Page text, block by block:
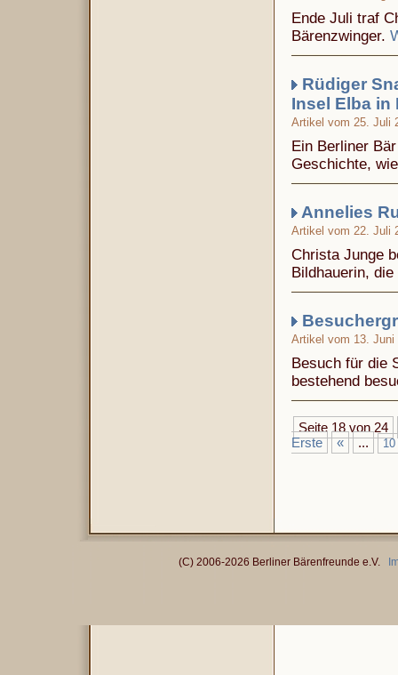
Ende Juli traf
Bärenzwinger.
Rüdiger
Insel Elba in
Artikel vom 25. Juli
Ein Berliner
Geschichte,
Annelies
Artikel vom 22. Juli
Christa Junge
Bildhauerin,
Artikel vom 13. Juni
Besuch für die
bestehend
Seite 18 von 24
Erste
« ... 10
(C) 2006-2026 Berliner Bärenfreunde e.V.